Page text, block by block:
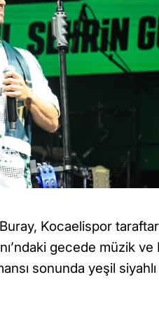
Kocaelispor
gecede müzik
sonunda yeşil siyahlı